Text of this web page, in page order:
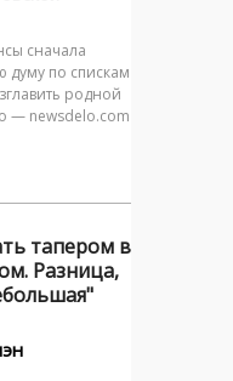
сначала
думу по спискам
родной
— newsdelo.com
тапером в
Разница,